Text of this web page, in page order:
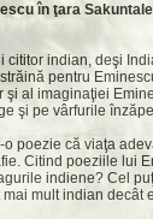
în ţara
cititor indian, deşi
pentru
al imaginaţiei
şi pe vârfurile
poezie că viaţa
Citind poeziile lui
indiene? Cel
mult indian decât